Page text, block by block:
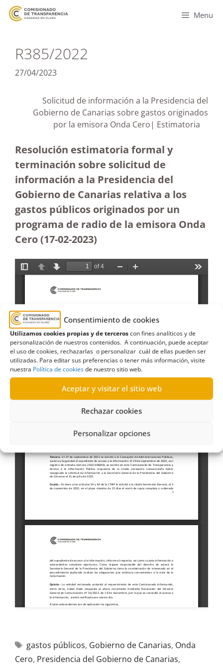
Consentimiento de cookies
Utilizamos cookies propias y de terceroscon fines analíticos y de
personalización de nuestros contenidos. A continuación, puede aceptar
el uso de cookies, rechazarlas o personalizar cuál de ellas pueden ser
utilizadas. Para editar sus preferencias o tener más información, visite
nuestra Política de cookiesde nuestro sitio web.
Aceptar y visitar el sitio web
Rechazar cookies
Personalizar opciones
Menu
R385/2022
27/04/2023
Solicitud de información a la Presidencia del
Gobierno de Canarias sobre gastos originados
por la emisora Onda Cero| Estimatoria
Resolución estimatoria formal y
terminación sobre solicitud de
información a la Presidencia del
Gobierno de Canarias relativa a los
gastos públicos originados por un
programa de radio de la emisora Onda
Cero (17-02-2023)
gastos públicos, Gobierno de Canarias, Onda
Cero, Presidencia del Gobierno de Canarias,